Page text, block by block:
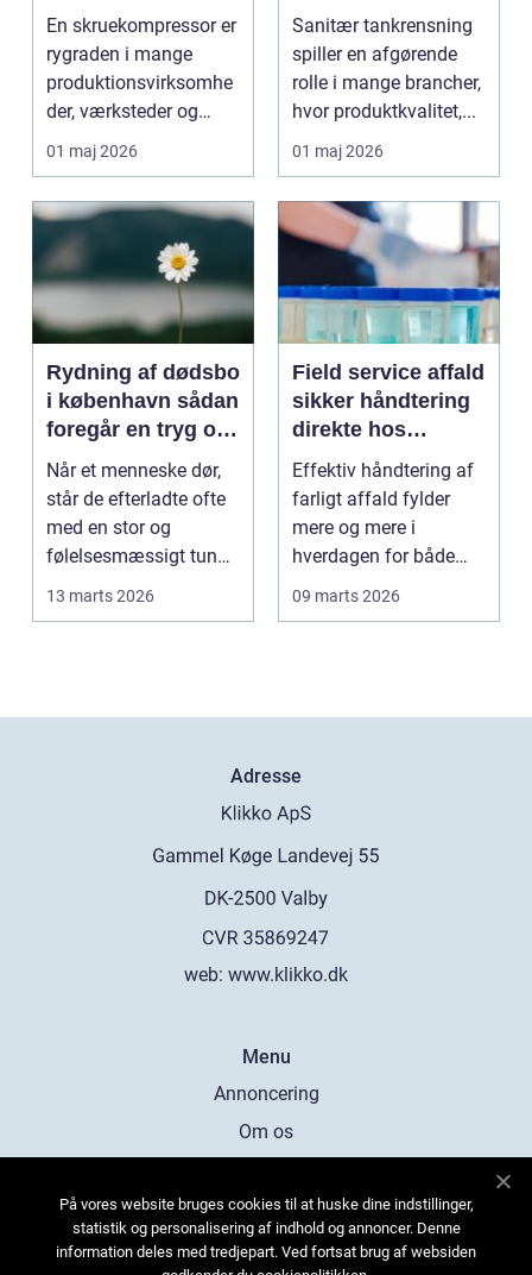
værksted
En skruekompressor er
rygraden i mange
produktionsvirksomhe
der, værksteder og
autohuse. Den leverer
01 maj 2026
krævende
industrier
Sanitær tankrensning
spiller en afgørende
rolle i mange brancher,
hvor produktkvalitet,...
01 maj 2026
Rydning af dødsbo
i københavn sådan
foregår en tryg og
effektiv proces
Når et menneske dør,
står de efterladte ofte
med en stor og
følelsesmæssigt tung
opgave: at få rydde...
13 marts 2026
Field service affald
sikker håndtering
direkte hos
virksomheden
Effektiv håndtering af
farligt affald fylder
mere og mere i
hverdagen for både
produktionsvirksomhe
09 marts 2026
Adresse
web: www.klikko.dk
Menu
Annoncering
Om os
Kontakt os
Sitemap
På vores website bruges cookies til at huske dine indstillinger,
statistik og personalisering af indhold og annoncer. Denne
information deles med tredjepart. Ved fortsat brug af websiden